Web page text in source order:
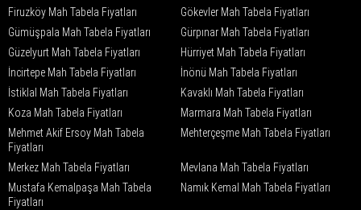
Firuzköy Mah Tabela Fiyatları
Gökevler Mah Tabela Fiyatları
Gümüşpala Mah Tabela Fiyatları
Gürpınar Mah Tabela Fiyatları
Güzelyurt Mah Tabela Fiyatları
Hürriyet Mah Tabela Fiyatları
İncirtepe Mah Tabela Fiyatları
İnönü Mah Tabela Fiyatları
İstiklal Mah Tabela Fiyatları
Kavaklı Mah Tabela Fiyatları
Koza Mah Tabela Fiyatları
Marmara Mah Tabela Fiyatları
Mehmet Akif Ersoy Mah Tabela
Fiyatları
Mehterçeşme Mah Tabela Fiyatları
Merkez Mah Tabela Fiyatları
Mevlana Mah Tabela Fiyatları
Mustafa Kemalpaşa Mah Tabela
Fiyatları
Namık Kemal Mah Tabela Fiyatları